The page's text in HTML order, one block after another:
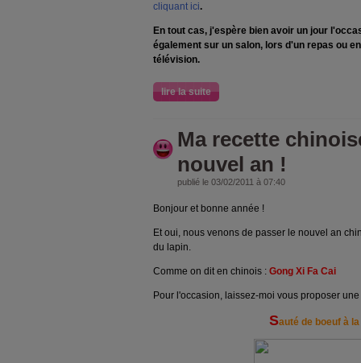
cliquant ici.
En tout cas, j'espère bien avoir un jour
également sur un salon, lors d'un repas ou
télévision.
lire la suite
Ma recette
nouvel an !
publié le 03/02/2011 à 07:40
Bonjour et bonne année !
Et oui, nous venons de passer le nouvel an
du lapin.
Comme on dit en chinois : Gong Xi Fa Cai
Pour l'occasion, laissez-moi vous proposer une
Sauté de boeuf à